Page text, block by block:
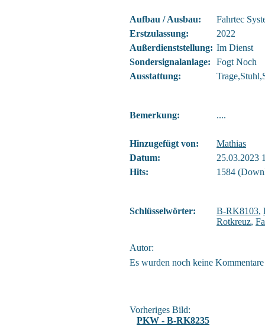
Aufbau / Ausbau:
Fahrtec
Erstzulassung:
2022
Außerdienststellung: Im Dienst
Sondersignalanlage:
Fogt Noch
Ausstattung:
Bemerkung: ....
Hinzugefügt von:
Mathias
Datum:
25.03.2023
Hits:
1584
Schlüsselwörter: B-RK8103,
Rotkreuz,
Autor:
Es wurden noch keine Kommentare
Vorheriges Bild:
PKW - B-RK8235